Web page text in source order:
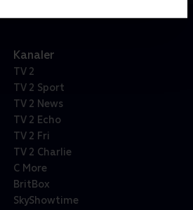
Kanaler
TV 2
TV 2 Sport
TV 2 News
TV 2 Echo
TV 2 Fri
TV 2 Charlie
C More
BritBox
SkyShowtime